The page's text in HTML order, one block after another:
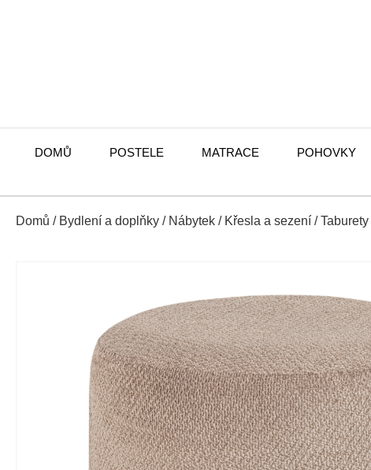
DOMŮ POSTELE MATRACE POHOVKY
Domů / Bydlení a doplňky / Nábytek / Křesla a sezení /Taburety